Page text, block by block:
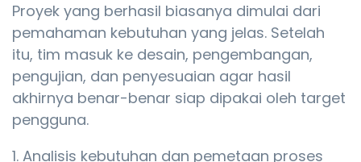
Proyek yang berhasil biasanya dimulai dari
pemahaman kebutuhan yang jelas. Setelah
itu, tim masuk ke desain, pengembangan,
pengujian, dan penyesuaian agar hasil
akhirnya benar-benar siap dipakai oleh target
pengguna.
Analisis kebutuhan dan pemetaan proses